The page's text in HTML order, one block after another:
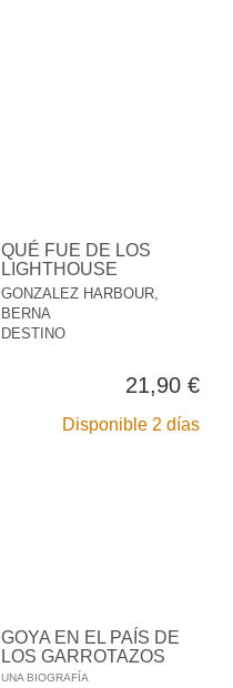
QUÉ FUE DE LOS
LIGHTHOUSE
GONZALEZ HARBOUR,
BERNA
DESTINO
21,90 €
Disponible 2 días
GOYA EN EL PAÍS DE
LOS GARROTAZOS
UNA BIOGRAFÍA